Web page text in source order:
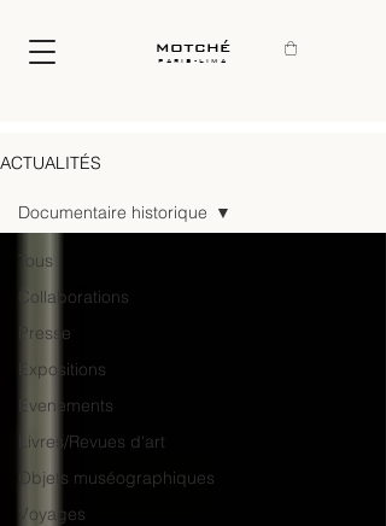
motché
paris-lima
ACTUALITÉS
Tous
Collaborations
Presse
Expositions
Evenements
Livres/Revues d'art
Objets muséographiques
Voyages
Documentaire historique